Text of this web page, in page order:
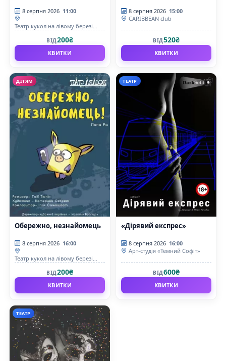
8 серпня 2026 11:00
Театр кукол на лівому березі
ВІД200₴
КВИТКИ
8 серпня 2026 15:00
CARIBBEAN club
ВІД520₴
КВИТКИ
ДІТЯМ
Обережно, незнайомець
8 серпня 2026 16:00
Театр кукол на лівому березі
ВІД200₴
КВИТКИ
ТЕАТР
«Дірявий експрес»
8 серпня 2026 16:00
Арт-студія «Темний Софіт»
ВІД600₴
КВИТКИ
ТЕАТР